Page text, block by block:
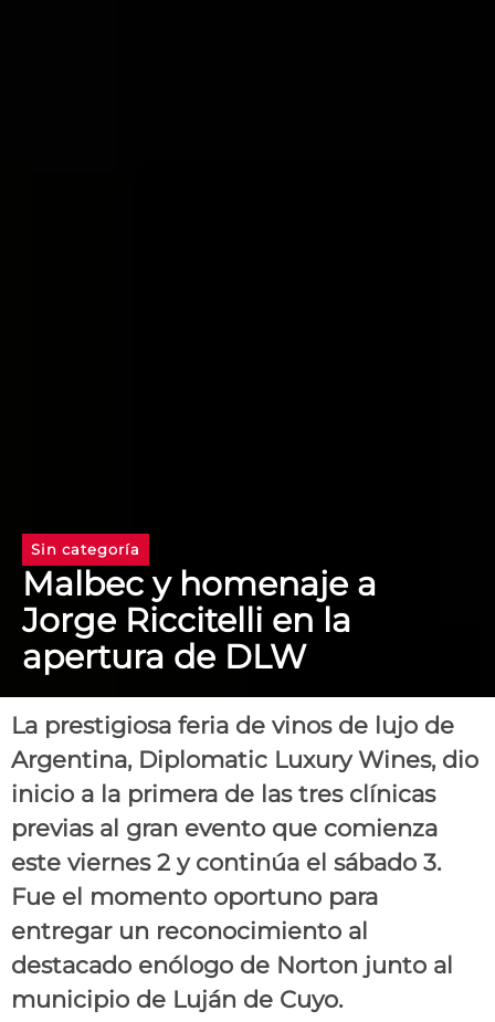
Sin categoría
Malbec y homenaje a
Jorge Riccitelli en la
apertura de DLW
La prestigiosa feria de vinos de lujo de
Argentina, Diplomatic Luxury Wines, dio
inicio a la primera de las tres clínicas
previas al gran evento que comienza
este viernes 2 y continúa el sábado 3.
Fue el momento oportuno para
entregar un reconocimiento al
destacado enólogo de Norton junto al
municipio de Luján de Cuyo.